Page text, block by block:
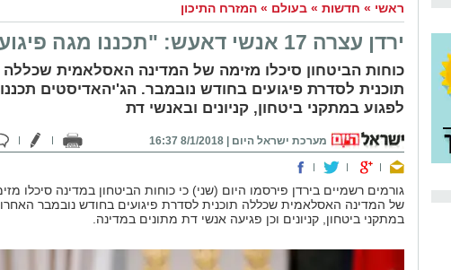
ראשי » חדשות » בעולם » המזרח התיכון
ירדן עצרה 17 אנשי דאעש: "תכננו מגה פיגוע"
כוחות הביטחון סיכלו מזימה של המדינה האסלאמית שכללה
תוכנית לסדרת פיגועים בחודש נובמבר. הג'יהאדיסטים תכננו
לפגוע במתקני ביטחון, קניונים ובאנשי דת
מערכת ישראל היום 8/1/2018 16:37
גורמים רשמיים בירדן פירסמו היום (שני) כי כוחות הביטחון במדינה סיכלו
של המדינה האסלאמית שכללה תוכנית לסדרת פיגועים בחודש נובמבר
במתקני ביטחון, קניונים וכן פגיעה אנשי דת מתונים במדינה.